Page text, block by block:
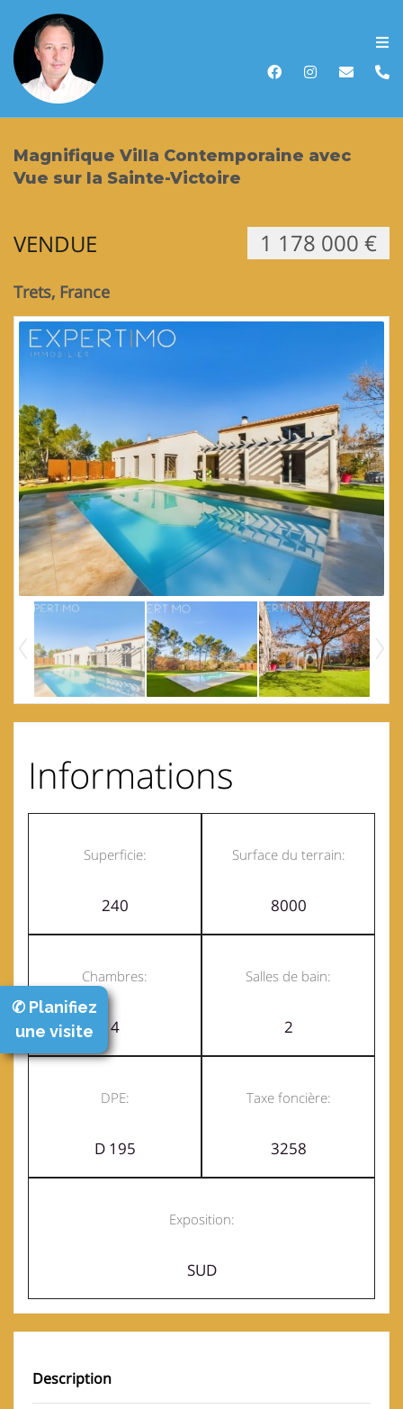
Accueil
Biens vendus
Magnifique Villa Contemporaine avec
Vue sur la Sainte-Victoire
VENDUE 1 178 000 €
Trets, France
Informations
Superficie:
240
Surface du terrain:
8000
Chambres:
4
Salles de bain:
2
DPE:
D 195
Taxe foncière:
3258
Exposition:
SUD
Description
✆ Planifiez
une visite